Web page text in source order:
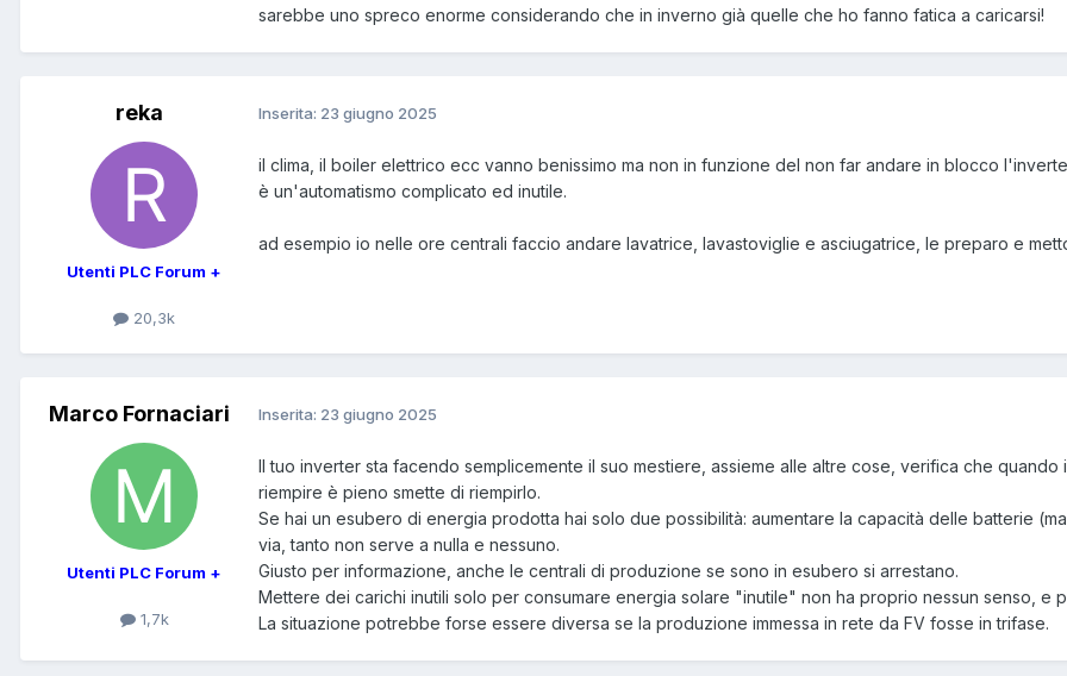
sarebbe uno spreco enorme considerando che in inverno già quelle che ho fanno fatica a caricarsi!
reka
Utenti PLC Forum +
20,3k
Inserita: 23 giugno 2025
il clima, il boiler elettrico ecc vanno benissimo ma non in funzione del non far andare in blocco
è un'automatismo complicato ed inutile.
ad esempio io nelle ore centrali faccio andare lavatrice, lavastoviglie e asciugatrice, le preparo e
Marco Fornaciari
Utenti PLC Forum +
1,7k
Inserita: 23 giugno 2025
Il tuo inverter sta facendo semplicemente il suo mestiere, assieme alle altre cose, verifica che
riempire è pieno smette di riempirlo.
Se hai un esubero di energia prodotta hai solo due possibilità: aumentare la capacità delle batterie
via, tanto non serve a nulla e nessuno.
Giusto per informazione, anche le centrali di produzione se sono in esubero si arrestano.
Mettere dei carichi inutili solo per consumare energia solare "inutile" non ha proprio nessun senso, e
La situazione potrebbe forse essere diversa se la produzione immessa in rete da FV fosse in trifase.